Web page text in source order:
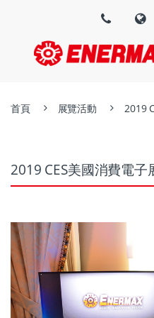
首頁 展覽活動 2019
2019 CES美國消費電子